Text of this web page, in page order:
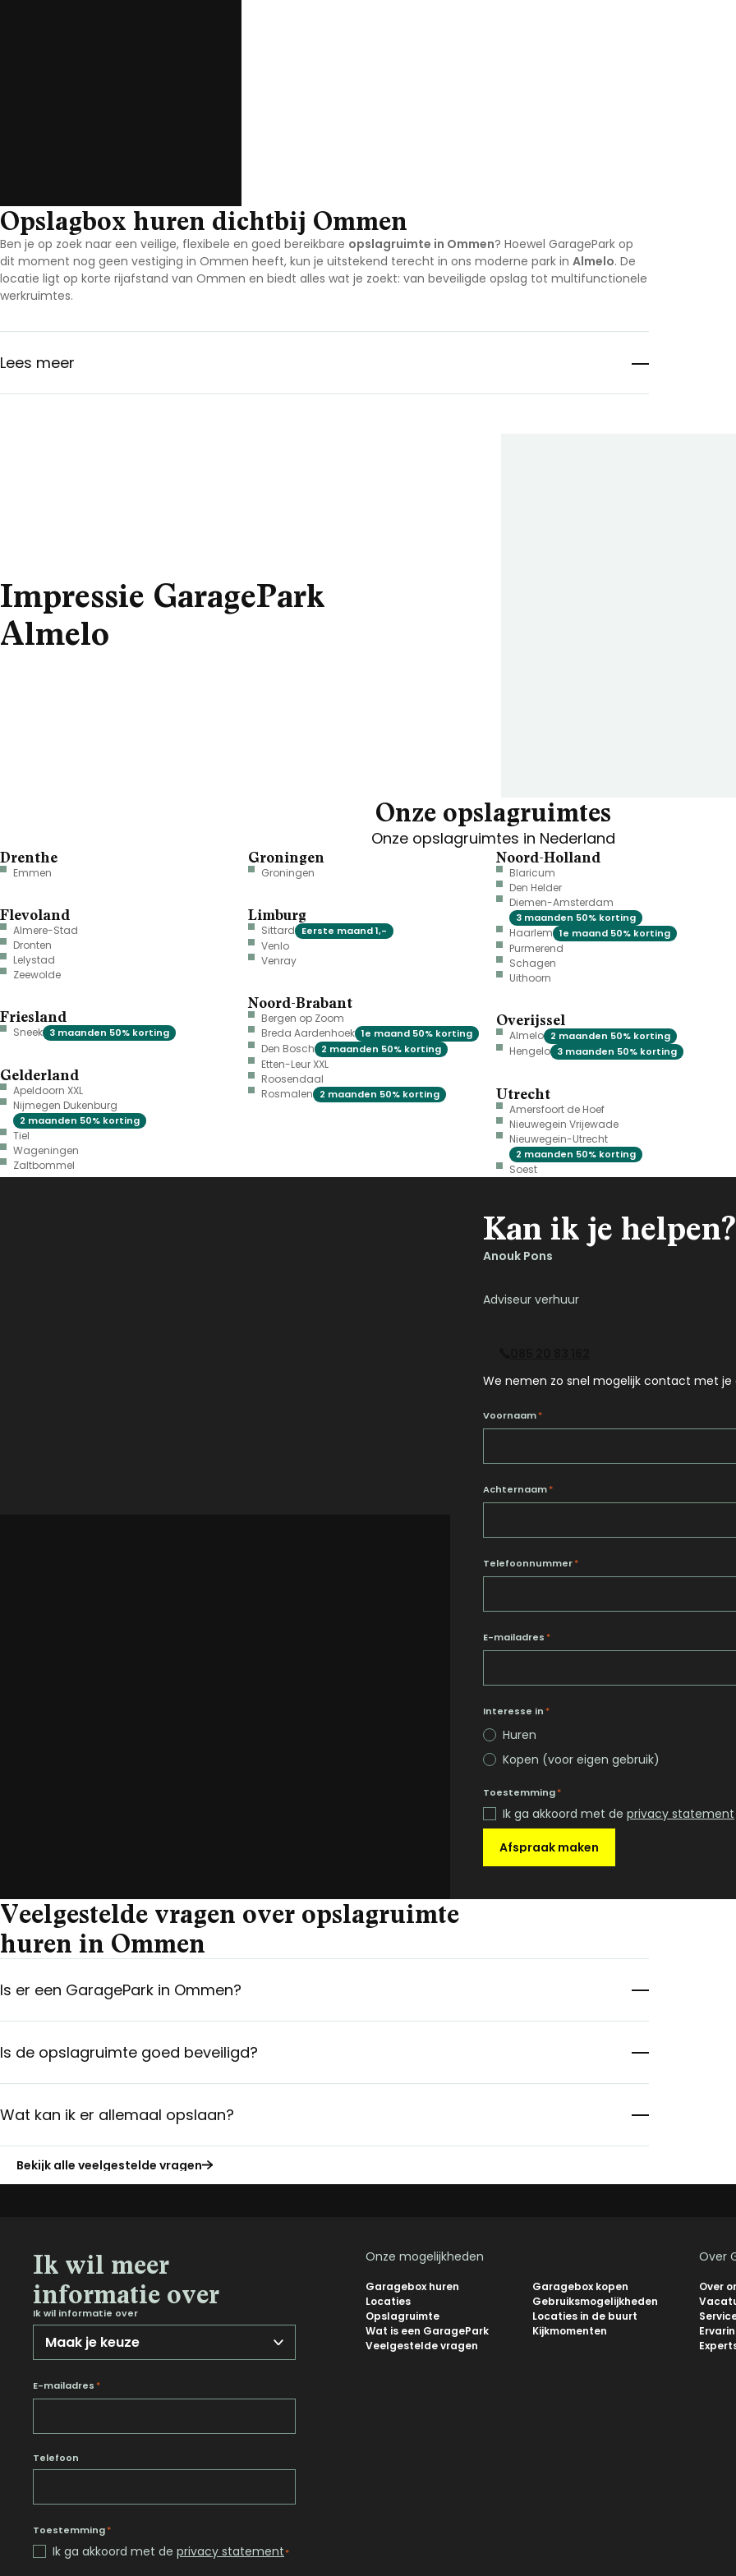
Opslagbox huren dichtbij Ommen
Ben je op zoek naar een veilige, flexibele en goed bereikbare opslagruimte in Ommen? Hoewel GaragePark op
dit moment nog geen vestiging in Ommen heeft, kun je uitstekend terecht in ons moderne park in Almelo. De
locatie ligt op korte rijafstand van Ommen en biedt alles wat je zoekt: van beveiligde opslag tot multifunctionele
werkruimtes.
Lees meer
Impressie GaragePark
Almelo
Onze opslagruimtes
Onze opslagruimtes in Nederland
Drenthe
Emmen
Flevoland
Almere-Stad
Dronten
Lelystad
Zeewolde
Friesland
Sneek 3 maanden 50% korting
Gelderland
Apeldoorn XXL
Nijmegen Dukenburg
2 maanden 50% korting
Tiel
Wageningen
Zaltbommel
Groningen
Groningen
Limburg
Sittard Eerste maand 1,-
Venlo
Venray
Noord-Brabant
Bergen op Zoom
Breda Aardenhoek 1e maand 50% korting
Den Bosch 2 maanden 50% korting
Etten-Leur XXL
Roosendaal
Rosmalen
2 maanden 50% korting
Noord-Holland
Blaricum
Den Helder
Diemen-Amsterdam
3 maanden 50% korting
Haarlem 1e maand 50% korting
Purmerend
Schagen
Uithoorn
Overijssel
Almelo 2 maanden 50% korting
Hengelo 3 maanden 50% korting
Utrecht
Amersfoort de Hoef
Nieuwegein Vrijewade
Nieuwegein-Utrecht
2 maanden 50% korting
Soest
Kan ik je helpen?
Anouk Pons
Adviseur verhuur
We nemen zo snel mogelijk contact met je
Voornaam*
Achternaam*
Telefoonnummer*
E-mailadres *
Interesse in *
Huren
Kopen (voor eigen gebruik)
Toestemming*
Ik ga akkoord met de privacy statement
Afspraak maken
Veelgestelde vragen over opslagruimte
huren in Ommen
Is er een GaragePark in Ommen?
Is de opslagruimte goed beveiligd?
Wat kan ik er allemaal opslaan?
Bekijk alle veelgestelde vragen
Ik wil meer
informatie over
Ik wil informatie over
E-mailadres *
Telefoon
Toestemming*
Ik ga akkoord met de privacy statement*
Onze mogelijkheden
Garagebox huren
Garagebox kopen
Locaties
Gebruiksmogelijkheden
Opslagruimte
Locaties in de buurt
Wat is een GaragePark
Kijkmomenten
Veelgestelde vragen
Over
Over